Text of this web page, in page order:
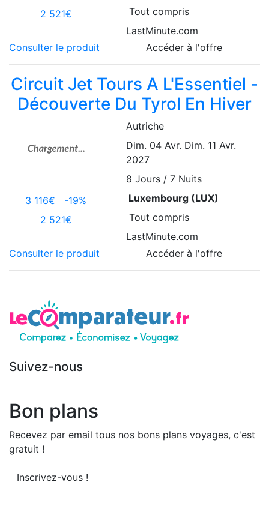
2 521€
Tout compris
LastMinute.com
Consulter le produit
Accéder à l'offre
Circuit Jet Tours A L'Essentiel -
Découverte Du Tyrol En Hiver
3 116€ -19%
2 521€
Autriche
Dim. 04 Avr. Dim. 11 Avr.
2027
8 Jours / 7 Nuits
Luxembourg (LUX)
Tout compris
LastMinute.com
Consulter le produit
Accéder à l'offre
Suivez-nous
Bon plans
Recevez par email tous nos bons plans voyages, c'est
gratuit !
Inscrivez-vous !